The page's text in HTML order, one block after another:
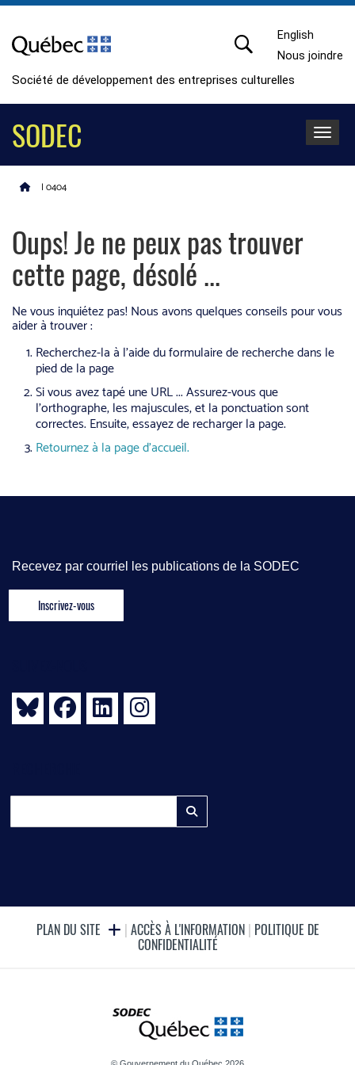
Société de développement des entreprises culturelles
English
Nous joindre
SODEC
| 0404
Oups! Je ne peux pas trouver
cette page, désolé ...
Ne vous inquiétez pas! Nous avons quelques conseils pour vous
aider à trouver :
Recherchez-la à l'aide du formulaire de recherche dans le
pied de la page
Si vous avez tapé une URL ... Assurez-vous que
l'orthographe, les majuscules, et la ponctuation sont
correctes. Ensuite, essayez de recharger la page.
Retournez à la page d'accueil.
Recevez par courriel les publications de la SODEC
PLAN DU SITE | ACCÈS À L'INFORMATION| POLITIQUE DE
CONFIDENTIALITÉ